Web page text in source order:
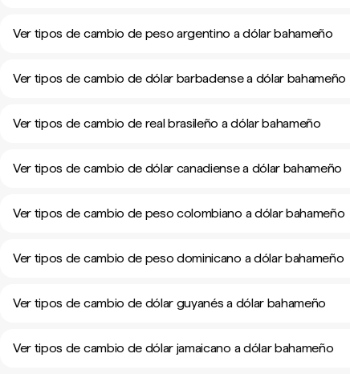
Ver tipos de cambio de peso argentino a dólar bahameño
Ver tipos de cambio de dólar barbadense a dólar bahameño
Ver tipos de cambio de real brasileño a dólar bahameño
Ver tipos de cambio de dólar canadiense a dólar bahameño
Ver tipos de cambio de peso colombiano a dólar bahameño
Ver tipos de cambio de peso dominicano a dólar bahameño
Ver tipos de cambio de dólar guyanés a dólar bahameño
Ver tipos de cambio de dólar jamaicano a dólar bahameño